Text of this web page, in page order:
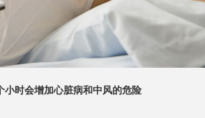
小时会增加心脏病和中风的危险